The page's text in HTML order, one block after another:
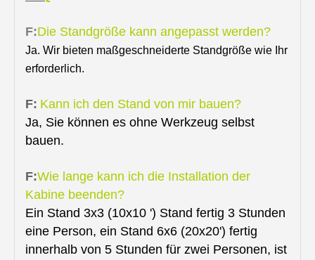
F:Die Standgröße kann angepasst werden?
Ja. Wir bieten maßgeschneiderte Standgröße wie Ihr
erforderlich.
F: Kann ich den Stand von mir bauen?
Ja, Sie können es ohne Werkzeug selbst
bauen.
F:Wie lange kann ich die Installation der
Kabine beenden?
Ein Stand 3x3 (10x10 ') Stand fertig 3 Stunden
eine Person, ein Stand 6x6 (20x20') fertig
innerhalb von 5 Stunden für zwei Personen, ist